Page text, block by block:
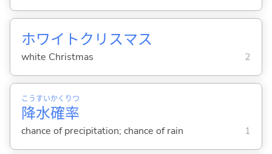
ホワイトクリスマス
white Christmas 2
降
こう
水
すい
確
かく
率
りつ
chance of precipitation; chance of rain 1